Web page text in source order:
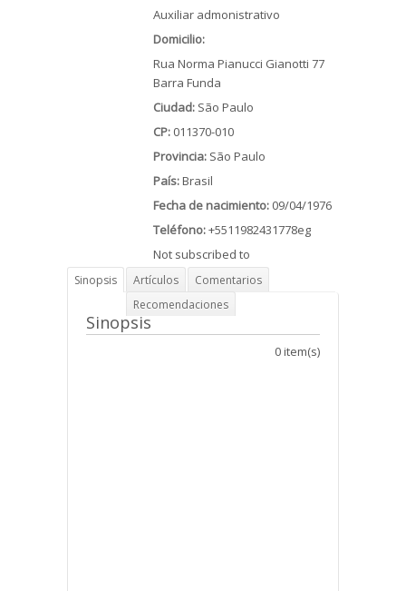
Auxiliar admonistrativo
Domicilio:
Rua Norma Pianucci Gianotti 77
Barra Funda
Ciudad: São Paulo
CP: 011370-010
Provincia: São Paulo
País:Brasil
Fecha de nacimiento: 09/04/1976
Teléfono:+5511982431778eg
Not subscribed to
Sinopsis Artículos
Comentarios
Recomendaciones
Sinopsis
0 item(s)